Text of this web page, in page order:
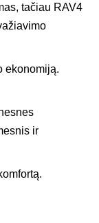
tačiau RAV4
ekonomiją.
ir